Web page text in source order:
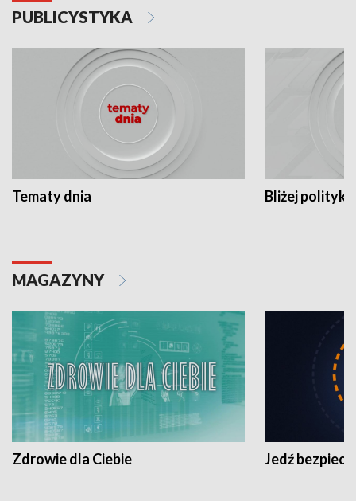
PUBLICYSTYKA
Tematy dnia Bliżej polityki
MAGAZYNY
Zdrowie dla Ciebie Jedź